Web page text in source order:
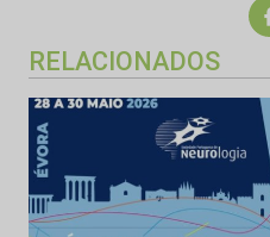
RELACIONADOS